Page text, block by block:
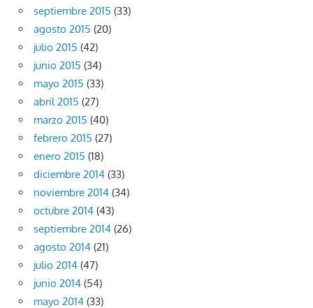
septiembre 2015 (33)
agosto 2015 (20)
julio 2015 (42)
junio 2015 (34)
mayo 2015 (33)
abril 2015 (27)
marzo 2015 (40)
febrero 2015 (27)
enero 2015 (18)
diciembre 2014 (33)
noviembre 2014 (34)
octubre 2014 (43)
septiembre 2014 (26)
agosto 2014 (21)
julio 2014 (47)
junio 2014 (54)
mayo 2014 (33)